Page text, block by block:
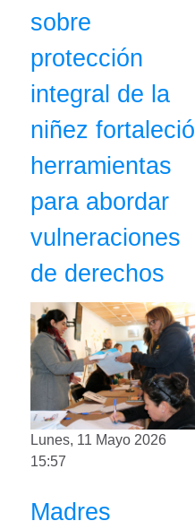
sobre
protección
integral de la
niñez fortaleció
herramientas
para abordar
vulneraciones
de derechos
Lunes, 11 Mayo 2026
15:57
Madres